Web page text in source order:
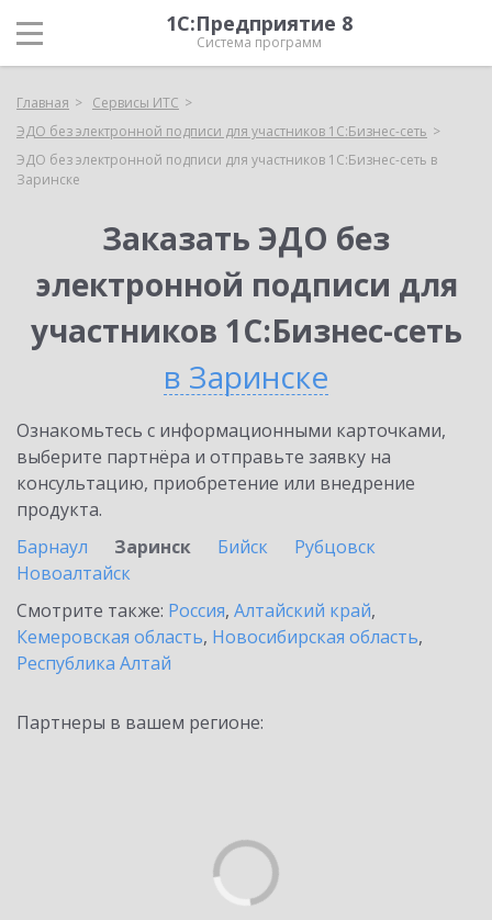
1С:Предприятие 8
Система программ
Главная
Сервисы ИТС
ЭДО без электронной подписи для участников 1С:Бизнес-сеть
ЭДО без электронной подписи для участников 1С:Бизнес-сеть в
Заринске
Заказать ЭДО без
электронной подписи для
участников 1С:Бизнес-сеть
в Заринске
Ознакомьтесь с информационными карточками,
выберите партнёра и отправьте заявку на
консультацию, приобретение или внедрение
продукта.
Барнаул
Заринск Бийск
Рубцовск
Новоалтайск
Смотрите также: Россия, Алтайский край,
Кемеровская область, Новосибирская область,
Республика Алтай
Партнеры в вашем регионе: